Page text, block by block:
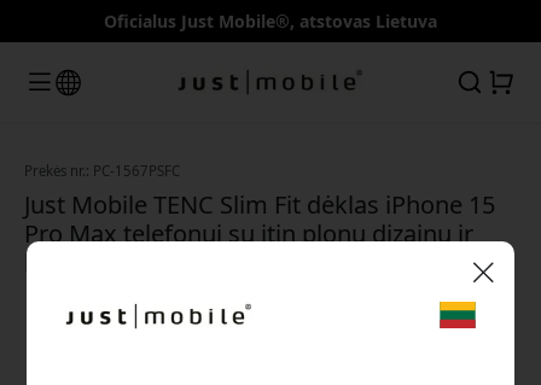
Oficialus Just Mobile®, atstovas Lietuva
Prekės nr.: PC-1567PSFC
Just Mobile TENC Slim Fit dėklas iPhone 15
Pro Max telefonui su itin plonu dizainu ir
kameros apsauga kasdienai - Krištolas
🎉 Jūsų nuolaidos kodas: